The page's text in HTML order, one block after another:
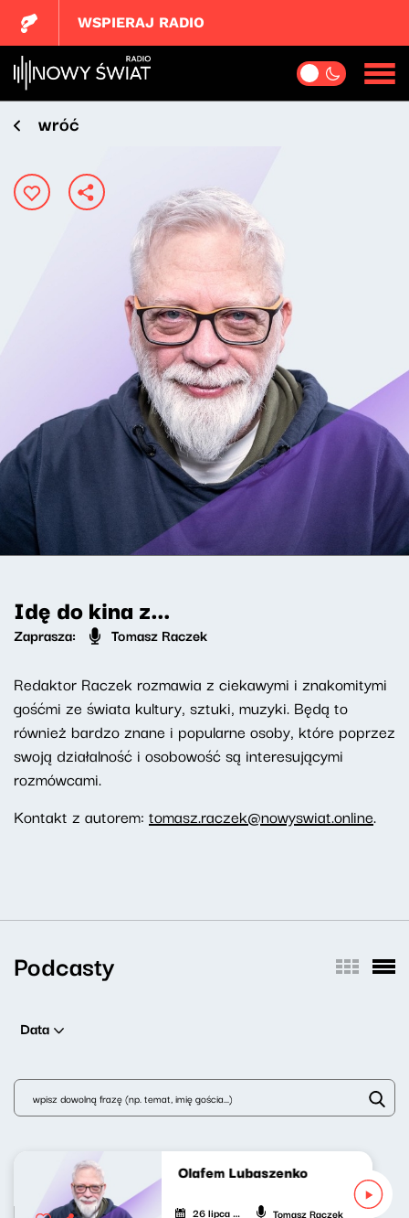
WSPIERAJ RADIO
wróć
Idę do kina z…
Zaprasza: Tomasz Raczek
Redaktor Raczek rozmawia z ciekawymi i znakomitymi
gośćmi ze świata kultury, sztuki, muzyki. Będą to
również bardzo znane i popularne osoby, które poprzez
swoją działalność i osobowość są interesującymi
rozmówcami.
Kontakt z autorem: tomasz.raczek@nowyswiat.online.
Podcasty
Data
Idę do kina z Olafem Lubaszenko
26 lipca 2026 Tomasz Raczek